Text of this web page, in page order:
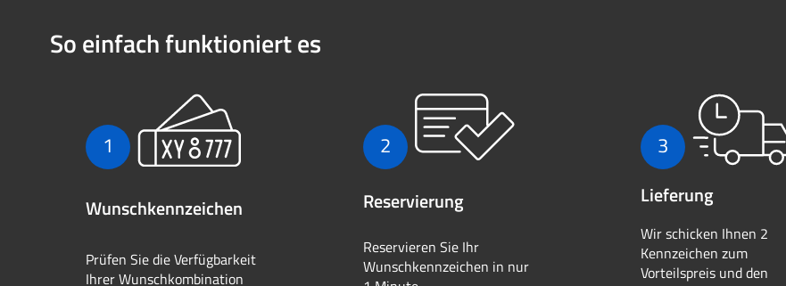
So einfach funktioniert es
1
Wunschkennzeichen
Prüfen Sie die Verfügbarkeit
Ihrer Wunschkombination
2
Reservierung
Reservieren Sie Ihr
Wunschkennzeichen in nur
3
Lieferung
Wir schicken Ihnen 2
Kennzeichen zum
Vorteilspreis und den